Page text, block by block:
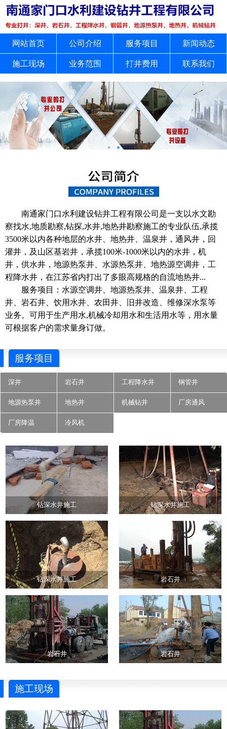
网站首页 公司介绍 服务项目 新闻动态
施工现场 业务范围 打井费用 联系我们
南通家门口水利建设钻井工程有限公司是一支以水文勘
察找水,地质勘察,钻探,水井,地热井勘察施工的专业队伍,承揽
3500米以内各种地层的水井、地热井、温泉井，通风井，回
灌井，及山区基岩井，承揽100米-1000米以内的水井，机
井，供水井，地源热泵井、水源热泵井、地热源空调井，工
程降水井，在江苏省内打出了多眼高规格的自流地热井...
服务项目：水源空调井、地源热泵井、温泉井、工程
井、岩石井、饮用水井、农田井、旧井改造、维修深水泵等
业务。可用于生产用水,机械冷却用水和生活用水等，用水量
可根据客户的需求量身订做。
服务项目
深井 岩石井 工程降水井 钢管井
地源热泵井 地热井 机械钻井 厂房通风
厂房降温 冷风机
钻深水井施工 钻深水井施工
钻深水井施工 岩石井
岩石井 岩石井
施工现场